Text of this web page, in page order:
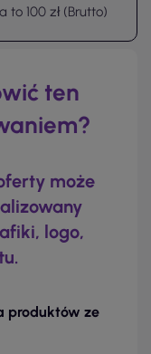
100 zł (Brutto)
ten
może
logo,
produktów ze